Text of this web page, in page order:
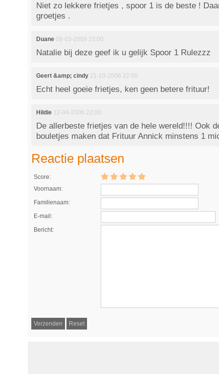
Niet zo lekkere frietjes , spoor 1 is de beste !
groetjes .
Duane 08-03-2009 23:00
Natalie bij deze geef ik u gelijk Spoor 1 Rulezzz
Geert &amp; cindy 21-10-2006 22:00
Echt heel goeie frietjes, ken geen betere frituur!
Hildie 12-04-2006 22:00
De allerbeste frietjes van de hele wereld!!!! Ook
bouletjes maken dat Frituur Annick minstens 1
Reactie plaatsen
Score:
Voornaam:
Familienaam:
E-mail:
Bericht: